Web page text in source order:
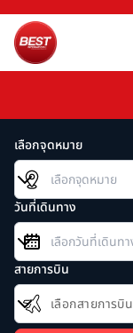
เลือกจุดหมาย
วันที่เดินทาง
สายการบิน
เลือกสายการบิน